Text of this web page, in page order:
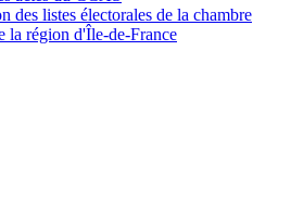
des listes électorales de la chambre
la région d'Île-de-France